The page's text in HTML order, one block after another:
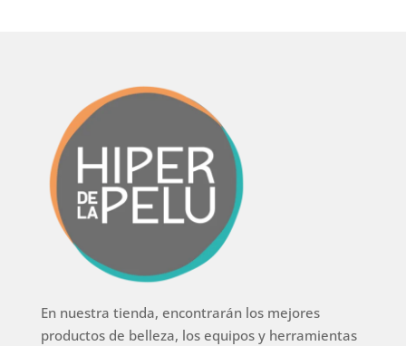
En nuestra tienda, encontrarán los mejores
productos de belleza, los equipos y herramientas